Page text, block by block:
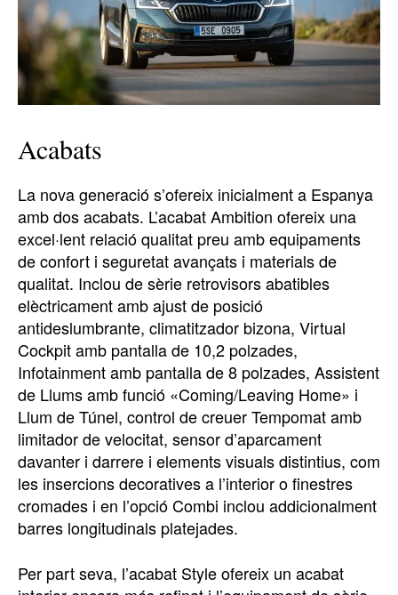
Acabats
La nova generació s’ofereix inicialment a Espanya
amb dos acabats. L’acabat Ambition ofereix una
excel·lent relació qualitat preu amb equipaments
de confort i seguretat avançats i materials de
qualitat. Inclou de sèrie retrovisors abatibles
elèctricament amb ajust de posició
antideslumbrante, climatitzador bizona, Virtual
Cockpit amb pantalla de 10,2 polzades,
Infotainment amb pantalla de 8 polzades, Assistent
de Llums amb funció «Coming/Leaving Home» i
Llum de Túnel, control de creuer Tempomat amb
limitador de velocitat, sensor d’aparcament
davanter i darrere i elements visuals distintius, com
les insercions decoratives a l’interior o finestres
cromades i en l’opció Combi inclou addicionalment
barres longitudinals platejades.
Per part seva, l’acabat Style ofereix un acabat